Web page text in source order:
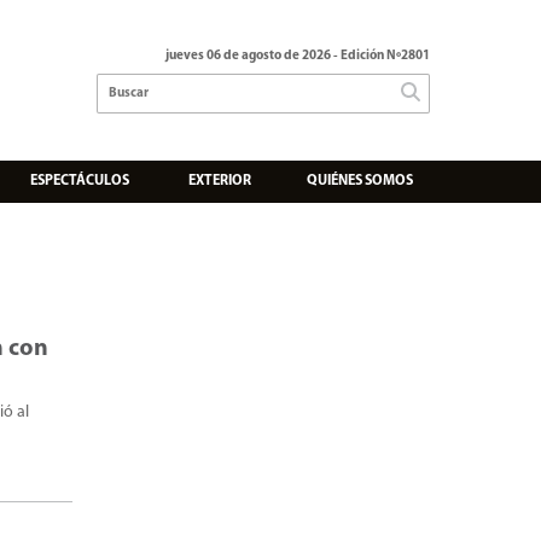
jueves 06 de agosto de 2026- Edición Nº2801
ESPECTÁCULOS EXTERIOR QUIÉNES SOMOS
con
al